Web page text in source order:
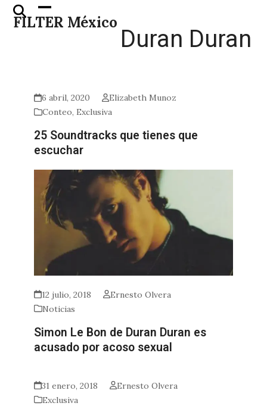
Skip
FILTER México
Open
mobile
Close
mobile
Duran Duran
6 abril, 2020
Elizabeth Munoz
Conteo,Exclusiva
25 Soundtracks que tienes que
escuchar
12 julio, 2018
Ernesto Olvera
Noticias
Simon Le Bon de Duran Duran es
acusado por acoso sexual
31 enero, 2018
Ernesto Olvera
Exclusiva